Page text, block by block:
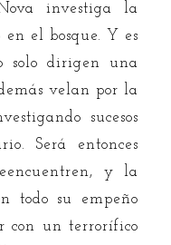
investiga la
el bosque. Y es
solo dirigen una
velan por la
sucesos
Será entonces
y la
todo su empeño
con un terrorífico